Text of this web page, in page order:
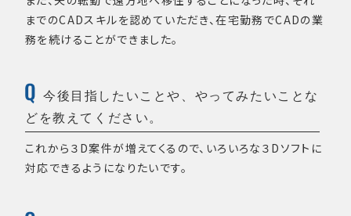
までのCADスキルを認めていただき、在宅勤務でCADの業
務を続けることができました。
今後目指したいことや、やってみたいことな
どを教えてください。
これから３D案件が増えてくるので、いろいろな３Dソフトに
対応できるようになりたいです。